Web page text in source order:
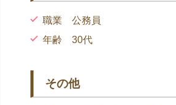
職業 公務員
年齢 30代
その他